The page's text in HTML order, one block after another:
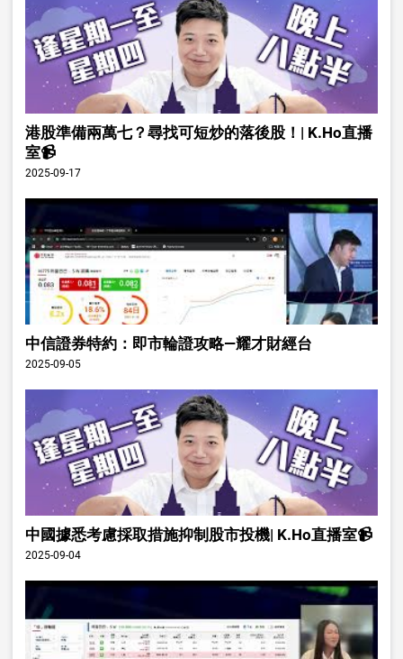
港股準備兩萬七？尋找可短炒的落後股！| K.Ho直播
室📹
2025-09-17
中信證券特約：即市輪證攻略—耀才財經台
2025-09-05
中國據悉考慮採取措施抑制股市投機| K.Ho直播室📹
2025-09-04